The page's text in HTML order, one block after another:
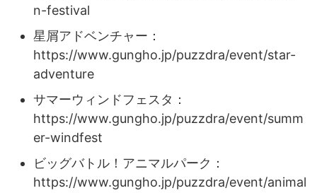
n-festival
星屑アドベンチャー：
https://www.gungho.jp/puzzdra/event/star-
adventure
サマーウィンドフェスタ：
https://www.gungho.jp/puzzdra/event/summ
er-windfest
ビッグバトル！アニマルパーク：
https://www.gungho.jp/puzzdra/event/animal